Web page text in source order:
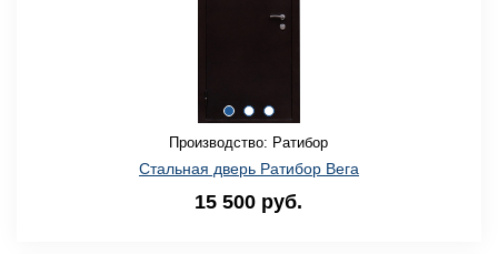
Производство: Ратибор
Стальная дверь Ратибор Вега
15 500 руб.